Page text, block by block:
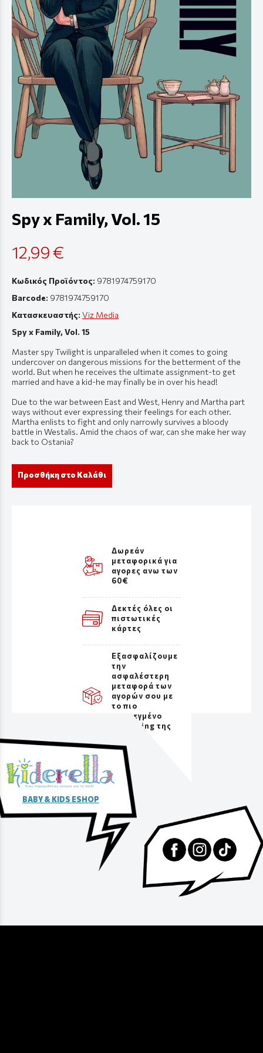
Spy x Family, Vol. 15
12,99 €
Κωδικός Προϊόντος: 9781974759170
Barcode: 9781974759170
Κατασκευαστής: Viz Media
Spy x Family, Vol. 15
Master spy Twilight is unparalleled when it comes to going
undercover on dangerous missions for the betterment of the
world. But when he receives the ultimate assignment-to get
married and have a kid-he may finally be in over his head!
Due to the war between East and West, Henry and Martha part
ways without ever expressing their feelings for each other.
Martha enlists to fight and only narrowly survives a bloody
battle in Westalis. Amid the chaos of war, can she make her way
back to Ostania?
Προσθήκη στο Καλάθι
Δωρεάν
μεταφορικά για
αγορες ανω των
60€
Δεκτές όλες οι
πιστωτικές
κάρτες
Εξασφαλίζουμε
την
ασφαλέστερη
μεταφορά των
αγορών σου με
το πιο
προσεγμένο
packaging της
BABY & KIDS ESHOP